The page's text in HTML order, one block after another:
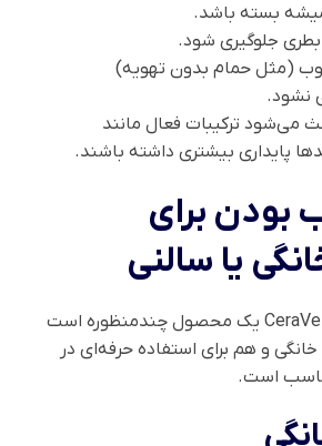
بسته باشد.
جلوگیری شود.
(مثل حمام بدون تهویه)
نشود.
می‌شود ترکیبات فعال مانند
پایداری بیشتری داشته باشند.
بودن برای
یا سالنی
CeraVe Foaming Cleanser یک محصول چندمنظوره است
و هم برای استفاده حرفه‌ای در
است.